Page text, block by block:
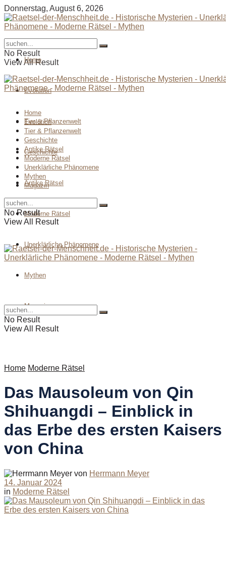
Donnerstag, August 6, 2026
No Result
View All Result
Home
Evolution
Tier & Pflanzenwelt
Geschichte
Antike Rätsel
Moderne Rätsel
Unerklärliche Phänomene
Mythen
Magazin
Home
Evolution
Tier & Pflanzenwelt
Geschichte
Antike Rätsel
Moderne Rätsel
Unerklärliche Phänomene
Mythen
Magazin
No Result
View All Result
No Result
View All Result
Home Moderne Rätsel
Das Mausoleum von Qin
Shihuangdi – Einblick in
das Erbe des ersten Kaisers
von China
von Herrmann Meyer
14. Januar 2024
in Moderne Rätsel